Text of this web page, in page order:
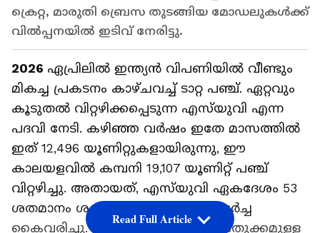
ക്രെറ്റ, മാരുതി ബ്രെസ തുടങ്ങിയ മോഡലുകൾക്ക്
വിൽപ്പനയിൽ ഇടിവ് നേരിട്ടു.
2026 ഏപ്രിലിൽ ഇന്ത്യൻ വിപണിയിൽ വീണ്ടും
മികച്ച പ്രകടനം കാഴ്ചവച്ച് ടാറ്റ പഞ്ച്. ഏറ്റവും
കൂടുതൽ വിറ്റഴിക്കപ്പെടുന്ന എസ്‌യുവി എന്ന
പദവി നേടി. കഴിഞ്ഞ വർഷം ഇതേ മാസത്തിൽ
ഇത് 12,496 യൂണിറ്റുകളായിരുന്നു, ഈ
കാലയളവിൽ കമ്പനി 19,107 യൂണിറ്റ് പഞ്ച്
വിറ്റഴിച്ചു. അതായത്, എസ്‌യുവി ഏകദേശം 53
ശതമാനം ശക്തമായ വാർഷിക വളർച്ച
കൈവരിച്ചു. ഇതിന്‍റെ ഡിസൈൻ, ഒതുക്കമുള്ള
Read Full Article